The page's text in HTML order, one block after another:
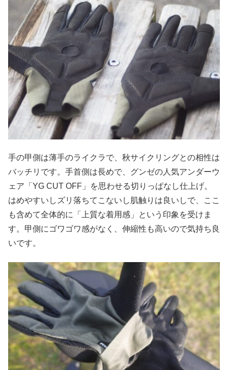
手の甲側は薄手のライクラで、秋サイクリングとの相性は
バッチリです。手首側は長めで、グンゼの人気アンダーウ
ェア「YG CUT OFF」を思わせる切りっぱなし仕上げ。
はめやすいしズリ落ちてこないし肌触りは良いしで、ここ
も含めて全体的に「上質な着用感」という印象を受けま
す。甲側にゴワゴワ感がなく、伸縮性も高いので気持ち良
いです。